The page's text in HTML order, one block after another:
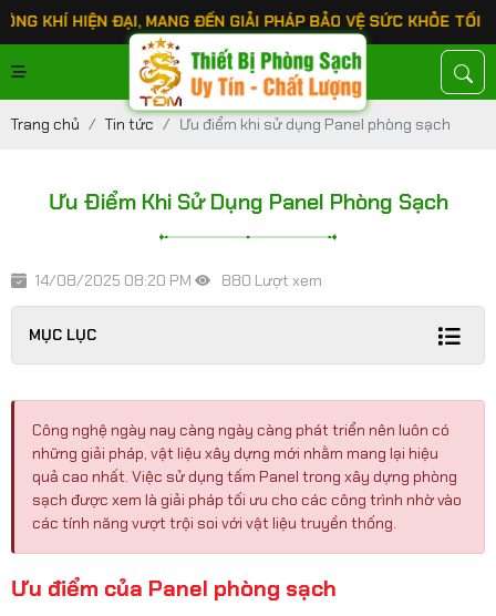
ĐẠI, MANG ĐẾN GIẢI PHÁP BẢO VỆ SỨC KHỎE TỐI ƯU CHO
Trang chủ Tin tức Ưu điểm khi sử dụng Panel phòng sạch
Ưu Điểm Khi Sử Dụng Panel Phòng Sạch
14/08/2025 08:20 PM 880 Lượt xem
MỤC LỤC
Công nghệ ngày nay càng ngày càng phát triển nên luôn có
những giải pháp, vật liệu xây dựng mới nhằm mang lại hiệu
quả cao nhất. Việc sử dụng tấm Panel trong xây dựng phòng
sạch được xem là giải pháp tối ưu cho các công trình nhờ vào
các tính năng vượt trội soi với vật liệu truyền thống.
Ưu điểm của Panel phòng sạch